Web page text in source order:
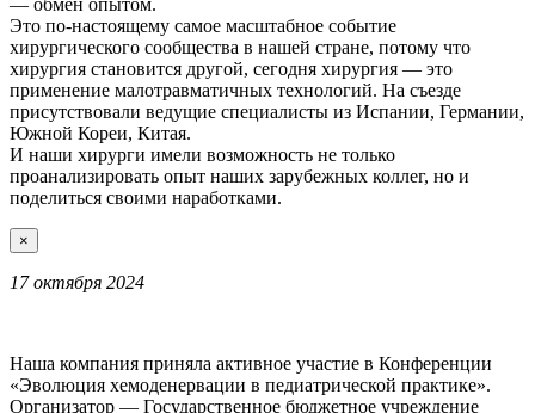
— обмен опытом.
Это по-настоящему самое масштабное событие
хирургического сообщества в нашей стране, потому что
хирургия становится другой, сегодня хирургия — это
применение малотравматичных технологий. На съезде
присутствовали ведущие специалисты из Испании, Германии,
Южной Кореи, Китая.
И наши хирурги имели возможность не только
проанализировать опыт наших зарубежных коллег, но и
поделиться своими наработками.
×
17 октября 2024
Наша компания приняла активное участие в Конференции
«Эволюция хемоденервации в педиатрической практике».
Организатор — Государственное бюджетное учреждение